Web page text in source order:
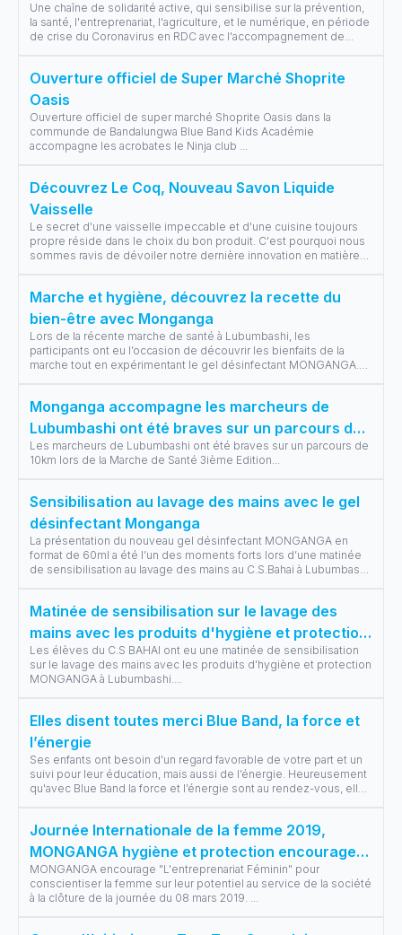
pendant la période de crise du corona virus
Une chaîne de solidarité active, qui sensibilise sur la prévention,
la santé, l'entreprenariat, l'agriculture, et le numérique, en période
de crise du Coronavirus en RDC avec l'accompagnement de
Ouverture officiel de Super Marché Shoprite
Oasis
Ouverture officiel de super marché Shoprite Oasis dans la
communde de Bandalungwa Blue Band Kids Académie
accompagne les acrobates le Ninja club ...
Découvrez Le Coq, Nouveau Savon Liquide
Vaisselle
Le secret d'une vaisselle impeccable et d'une cuisine toujours
propre réside dans le choix du bon produit. C'est pourquoi nous
sommes ravis de dévoiler notre dernière innovation en matière
Marche et hygiène, découvrez la recette du
bien-être avec Monganga
Lors de la récente marche de santé à Lubumbashi, les
participants ont eu l’occasion de découvrir les bienfaits de la
marche tout en expérimentant le gel désinfectant MONGANGA.
Monganga accompagne les marcheurs de
Lubumbashi ont été braves sur un parcours de
10km lors de la Marche de Santé 3ième Edition
Les marcheurs de Lubumbashi ont été braves sur un parcours de
10km lors de la Marche de Santé 3ième Edition...
Sensibilisation au lavage des mains avec le gel
désinfectant Monganga
La présentation du nouveau gel désinfectant MONGANGA en
format de 60ml a été l’un des moments forts lors d’une matinée
de sensibilisation au lavage des mains au C.S.Bahai à Lubumbashi.
Matinée de sensibilisation sur le lavage des
mains avec les produits d'hygiène et protection
MONGANGA à Lubumbashi
Les élèves du C.S BAHAI ont eu une matinée de sensibilisation
sur le lavage des mains avec les produits d'hygiène et protection
MONGANGA à Lubumbashi....
Elles disent toutes merci Blue Band, la force et
l’énergie
Ses enfants ont besoin d'un regard favorable de votre part et un
suivi pour leur éducation, mais aussi de l’énergie. Heureusement
qu'avec Blue Band la force et l’énergie sont au rendez-vous, elles
Journée Internationale de la femme 2019,
MONGANGA hygiène et protection encourage
les femmes à libérer leur potentiel.
MONGANGA encourage "L'entreprenariat Féminin" pour
conscientiser la femme sur leur potentiel au service de la société
à la clôture de la journée du 08 mars 2019. ...